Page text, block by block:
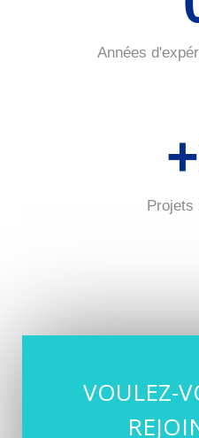
Années
Projets
+
VOULEZ-